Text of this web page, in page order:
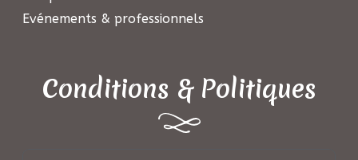
Evénements & professionnels
Conditions & Politiques